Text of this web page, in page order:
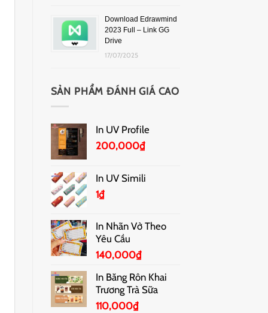
Download Edrawmind
2023 Full – Link GG
Drive
17/07/2025
SẢN PHẨM ĐÁNH GIÁ CAO
In UV Profile
200,000₫
In UV Simili
1₫
In Nhãn Vở Theo
Yêu Cầu
140,000₫
In Băng Rôn Khai
Trương Trà Sữa
110,000₫